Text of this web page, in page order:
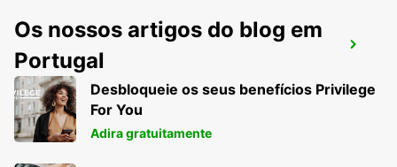
GEELONG CENTRO DA CIDADE
GEELONG - AUSTRALIA
Os nossos artigos do blog em
Portugal
Desbloqueie os seus benefícios Privilege
For You
Adira gratuitamente